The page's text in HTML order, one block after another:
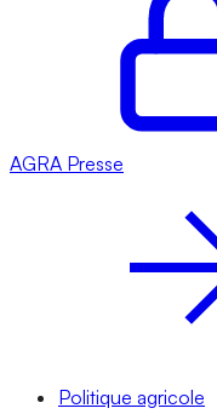
AGRA Presse
Politique agricole